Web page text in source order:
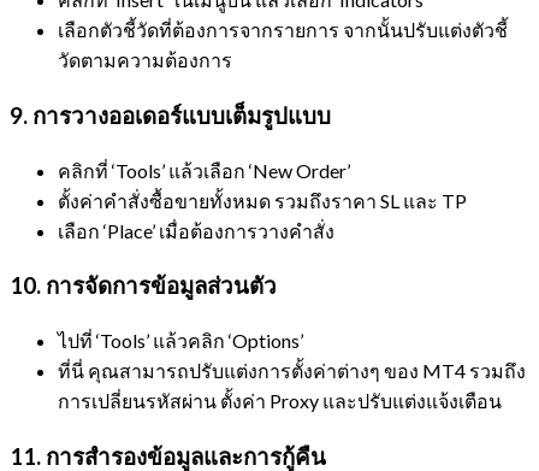
เลือกตัวชี้วัดที่ต้องการจากรายการ จากนั้นปรับแต่งตัวชี้
วัดตามความต้องการ
9. การวางออเดอร์แบบเต็มรูปแบบ
คลิกที่ ‘Tools’ แล้วเลือก ‘New Order’
ตั้งค่าคำสั่งซื้อขายทั้งหมด รวมถึงราคา SL และ TP
เลือก ‘Place’ เมื่อต้องการวางคำสั่ง
10. การจัดการข้อมูลส่วนตัว
ไปที่ ‘Tools’ แล้วคลิก ‘Options’
ที่นี่ คุณสามารถปรับแต่งการตั้งค่าต่างๆ ของ MT4 รวมถึง
การเปลี่ยนรหัสผ่าน ตั้งค่า Proxy และปรับแต่งแจ้งเตือน
11. การสำรองข้อมูลและการกู้คืน